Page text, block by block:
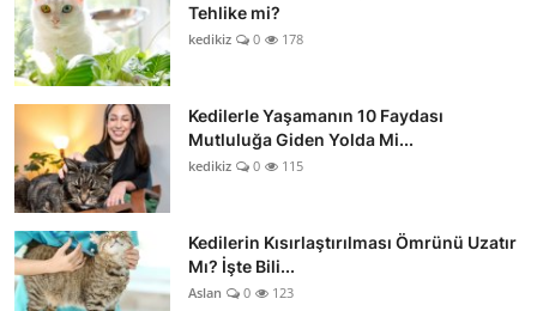
Tehlike mi?
kedikiz 0 178
Kedilerle Yaşamanın 10 Faydası
Mutluluğa Giden Yolda Mi...
kedikiz 0 115
Kedilerin Kısırlaştırılması Ömrünü Uzatır
Mı? İşte Bili...
Aslan 0 123